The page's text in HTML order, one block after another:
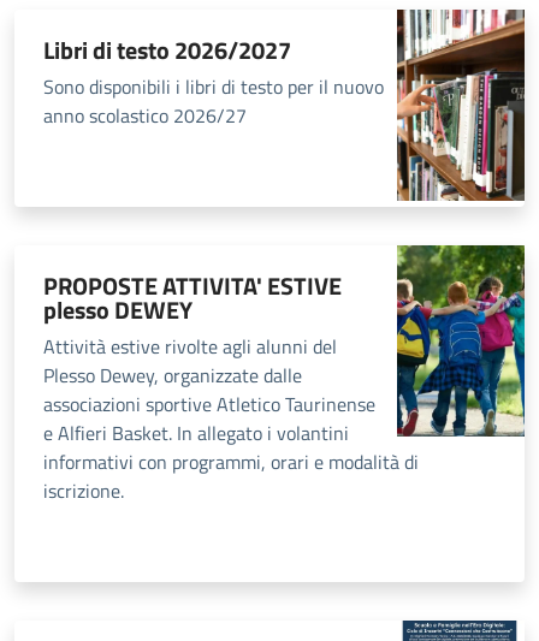
Libri di testo 2026/2027
Sono disponibili i libri di testo per il nuovo
anno scolastico 2026/27
PROPOSTE ATTIVITA' ESTIVE
plesso DEWEY
Attività estive rivolte agli alunni del
Plesso Dewey, organizzate dalle
associazioni sportive Atletico Taurinense
e Alfieri Basket. In allegato i volantini
informativi con programmi, orari e modalità di
iscrizione.